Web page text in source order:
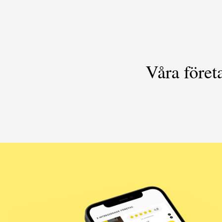
Våra